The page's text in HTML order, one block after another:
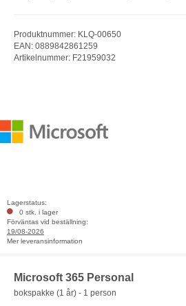
Produktnummer: KLQ-00650
EAN: 0889842861259
Artikelnummer: F21959032
Lagerstatus:
0 stk. i lager
Förväntas vid beställning:
19/08-2026
Mer leveransinformation
Microsoft 365 Personal
bokspakke (1 år) - 1 person